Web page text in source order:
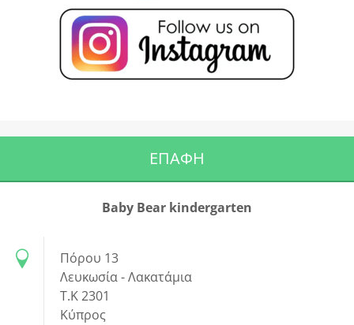
ΕΠΑΦΉ
Βaby Βear kindergarten
Πόρου 13
Λευκωσία - Λακατάμια
Τ.Κ 2301
Κύπρος